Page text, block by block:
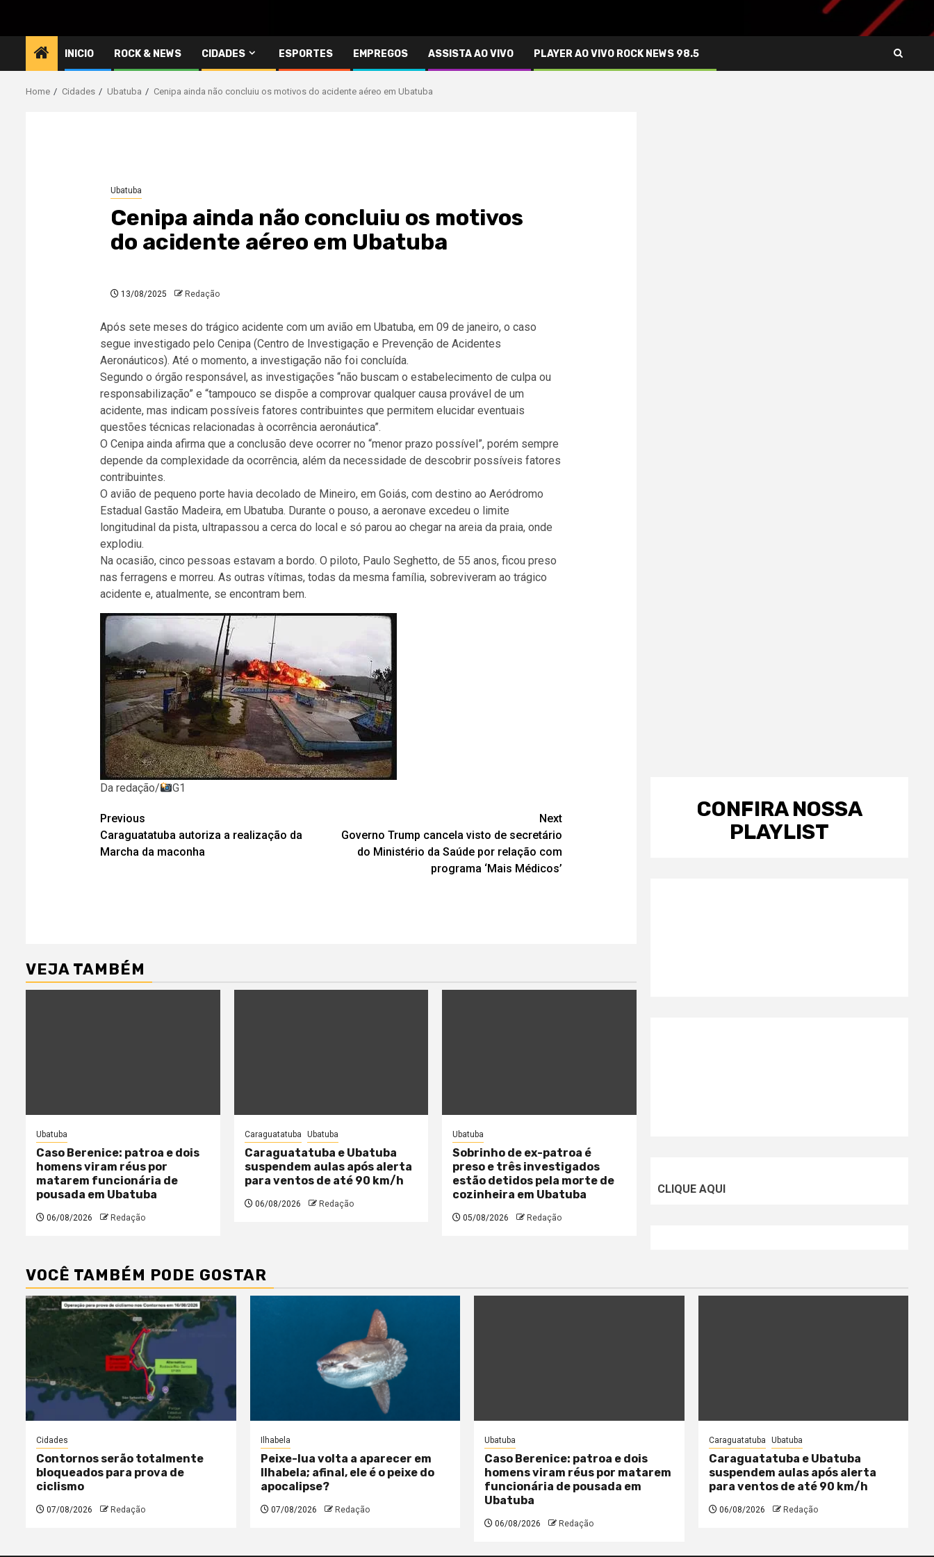
INICIO ROCK & NEWS CIDADES ESPORTES EMPREGOS ASSISTA AO VIVO PLAYER AO VIVO ROCK NEWS 98.5
Home Cidades Ubatuba Cenipa ainda não concluiu os motivos do acidente aéreo em Ubatuba
Ubatuba
Cenipa ainda não concluiu os motivos
do acidente aéreo em Ubatuba
13/08/2025 Redação
Após sete meses do trágico acidente com um avião em Ubatuba, em 09 de janeiro, o caso
segue investigado pelo Cenipa (Centro de Investigação e Prevenção de Acidentes
Aeronáuticos). Até o momento, a investigação não foi concluída.
Segundo o órgão responsável, as investigações “não buscam o estabelecimento de culpa ou
responsabilização” e “tampouco se dispõe a comprovar qualquer causa provável de um
acidente, mas indicam possíveis fatores contribuintes que permitem elucidar eventuais
questões técnicas relacionadas à ocorrência aeronáutica”.
O Cenipa ainda afirma que a conclusão deve ocorrer no “menor prazo possível”, porém sempre
depende da complexidade da ocorrência, além da necessidade de descobrir possíveis fatores
contribuintes.
O avião de pequeno porte havia decolado de Mineiro, em Goiás, com destino ao Aeródromo
Estadual Gastão Madeira, em Ubatuba. Durante o pouso, a aeronave excedeu o limite
longitudinal da pista, ultrapassou a cerca do local e só parou ao chegar na areia da praia, onde
explodiu.
Na ocasião, cinco pessoas estavam a bordo. O piloto, Paulo Seghetto, de 55 anos, ficou preso
nas ferragens e morreu. As outras vítimas, todas da mesma família, sobreviveram ao trágico
acidente e, atualmente, se encontram bem.
Da redação/ G1
Post
navigation
Previous
Caraguatatuba autoriza a realização da
Marcha da maconha
Next
Governo Trump cancela visto de secretário
do Ministério da Saúde por relação com
programa ‘Mais Médicos’
VEJA TAMBÉM
Ubatuba
Caso Berenice: patroa e dois
homens viram réus por
matarem funcionária de
pousada em Ubatuba
06/08/2026 Redação
Caraguatatuba Ubatuba
Caraguatatuba e Ubatuba
suspendem aulas após alerta
para ventos de até 90 km/h
06/08/2026 Redação
Ubatuba
Sobrinho de ex-patroa é
preso e três investigados
estão detidos pela morte de
cozinheira em Ubatuba
05/08/2026 Redação
CONFIRA NOSSA
PLAYLIST
CLIQUE AQUI
VOCÊ TAMBÉM PODE GOSTAR
Cidades
Contornos serão totalmente
bloqueados para prova de
ciclismo
07/08/2026 Redação
Ilhabela
Peixe-lua volta a aparecer em
Ilhabela; afinal, ele é o peixe do
apocalipse?
07/08/2026 Redação
Ubatuba
Caso Berenice: patroa e dois
homens viram réus por matarem
funcionária de pousada em
Ubatuba
06/08/2026 Redação
Caraguatatuba Ubatuba
Caraguatatuba e Ubatuba
suspendem aulas após alerta
para ventos de até 90 km/h
06/08/2026 Redação